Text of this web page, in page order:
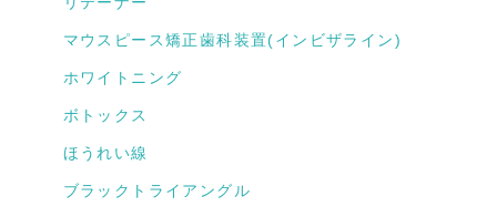
マウスピース矯正歯科装置(インビザライン)
ホワイトニング
ボトックス
ほうれい線
ブラックトライアングル